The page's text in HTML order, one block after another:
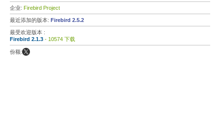
企业: Firebird Project
最近添加的版本: Firebird 2.5.2
最受欢迎版本 :
Firebird 2.1.3 - 10574 下载
份额: